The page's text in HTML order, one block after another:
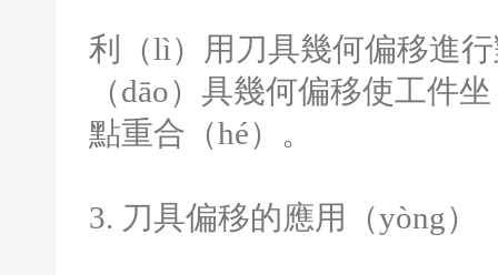
利（lì）用刀具幾何偏移進
（dāo）具幾何偏移使工件
點重合（hé）。
3. 刀具偏移的應用（yòng）